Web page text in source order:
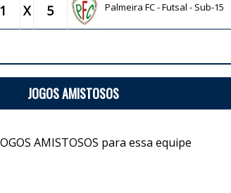
1 X 5 Palmeira FC - Futsal - Sub-15
JOGOS AMISTOSOS
AMISTOSOS para essa equipe